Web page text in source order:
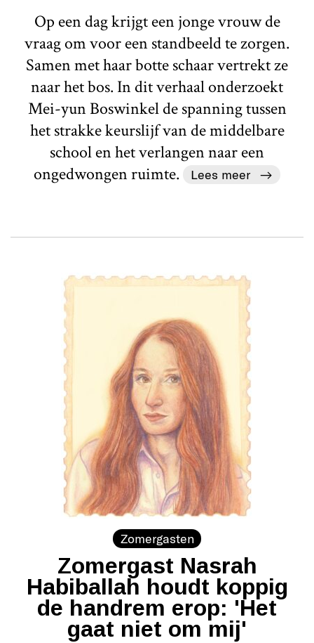
Op een dag krijgt een jonge vrouw de
vraag om voor een standbeeld te zorgen.
Samen met haar botte schaar vertrekt ze
naar het bos. In dit verhaal onderzoekt
Mei-yun Boswinkel de spanning tussen
het strakke keurslijf van de middelbare
school en het verlangen naar een
ongedwongen ruimte.
Lees meer
Zomergasten
Zomergast Nasrah
Habiballah houdt koppig
de handrem erop: 'Het
gaat niet om mij'